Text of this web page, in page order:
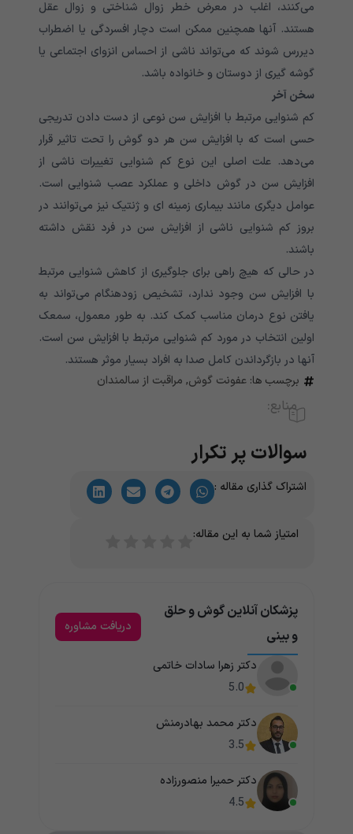
می‌‌‌‌‌‌‌‌‌‌‌‌‌‌‌‌‌‌‌‌‌‌‌‌‌‌‌‌‌‌‌‌‌‌‌‌‌کنند، اغلب در معرض خطر زوال شناختی و زوال عقل
هستند. آنها همچنین ممکن است دچار افسردگی یا اضطراب
دیررس شوند که می‌‌‌‌‌‌‌‌‌‌‌‌‌‌‌‌‌‌‌‌‌‌‌‌‌‌‌‌‌‌‌‌‌‌‌‌‌تواند ناشی از احساس انزوای اجتماعی یا
گوشه گیری از دوستان و خانواده باشد.
سخن آخر
کم شنوایی مرتبط با افزایش سن نوعی از دست دادن تدریجی
حسی است که با افزایش سن هر دو گوش را تحت تاثیر قرار
می‌‌‌‌‌‌‌‌‌‌‌‌‌‌‌‌‌‌‌‌‌‌‌‌‌‌‌‌‌‌‌‌‌‌‌‌‌دهد. علت اصلی این نوع کم شنوایی تغییرات ناشی از
افزایش سن در گوش داخلی و عملکرد عصب شنوایی است.
عوامل دیگری مانند بیماری زمینه ای و ژنتیک نیز می‌توانند در
بروز کم شنوایی ناشی از افزایش سن در فرد نقش داشته
باشند.
در حالی که هیچ راهی برای جلوگیری از کاهش شنوایی مرتبط
با افزایش سن وجود ندارد، تشخیص زودهنگام می‌‌‌‌‌‌‌‌‌‌‌‌‌‌‌‌‌‌‌‌‌‌‌‌‌‌‌‌‌‌‌‌‌‌‌‌‌تواند به
یافتن نوع درمان مناسب کمک کند. به طور معمول، سمعک
اولین انتخاب در مورد کم شنوایی مرتبط با افزایش سن است.
آنها در بازگرداندن کامل صدا به افراد بسیار موثر هستند.
برچسب ها: عفونت گوش, مراقبت از سالمندان
منابع:
سوالات پر تکرار
اشتراک گذاری مقاله :
امتیاز شما به این مقاله:
پزشکان آنلاین گوش و حلق
و بینی
دریافت مشاوره
دکتر زهرا سادات خاتمی
5.0
دکتر محمد بهادرمنش
3.5
دکتر حمیرا منصورزاده
4.5